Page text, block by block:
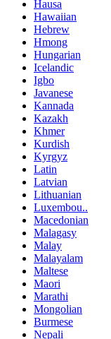
Hausa
Hawaiian
Hebrew
Hmong
Hungarian
Icelandic
Igbo
Javanese
Kannada
Kazakh
Khmer
Kurdish
Kyrgyz
Latin
Latvian
Lithuanian
Luxembou..
Macedonian
Malagasy
Malay
Malayalam
Maltese
Maori
Marathi
Mongolian
Burmese
Nepali